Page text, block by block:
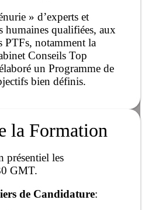
» d’experts et
humaines qualifiées, aux
PTFs, notamment la
Conseils Top
un Programme de
bien définis.
la Formation
en présentiel les
de Candidature: